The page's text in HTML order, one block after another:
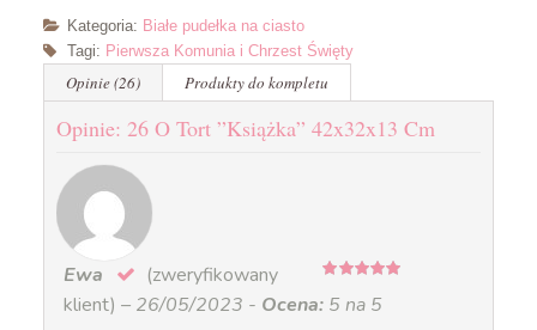
Kategoria: Białe pudełka na ciasto
Tagi: Pierwsza Komunia i Chrzest Święty
Opinie (26) Produkty do kompletu
Opinie: 26 O Tort ”Książka” 42x32x13 Cm
Ewa
(zweryfikowany
klient) – 26/05/2023 - Ocena: 5 na 5